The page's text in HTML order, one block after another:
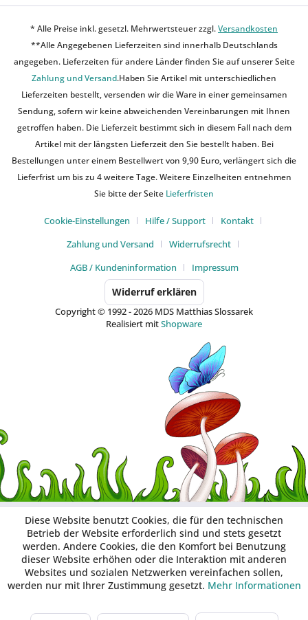
* Alle Preise inkl. gesetzl. Mehrwertsteuer zzgl.Versandkosten
**Alle Angegebenen Lieferzeiten sind innerhalb Deutschlands
angegeben. Lieferzeiten für andere Länder finden Sie auf unserer Seite
Zahlung und Versand.Haben Sie Artikel mit unterschiedlichen
Lieferzeiten bestellt, versenden wir die Ware in einer gemeinsamen
Sendung, sofern wir keine abweichenden Vereinbarungen mit Ihnen
getroffen haben. Die Lieferzeit bestimmt sich in diesem Fall nach dem
Artikel mit der längsten Lieferzeit den Sie bestellt haben. Bei
Bestellungen unter einem Bestellwert von 9,90 Euro, verlängert sich die
Lieferfrist um bis zu 4 weitere Tage. Weitere Einzelheiten entnehmen
Sie bitte der Seite Lieferfristen
Cookie-Einstellungen Hilfe / Support
Kontakt
Zahlung und Versand
Widerrufsrecht
AGB / Kundeninformation
Impressum
Widerruf erklären
Copyright © 1992 - 2026 MDS Matthias Slossarek
Realisiert mitShopware
Diese Website benutzt Cookies, die für den technischen
Betrieb der Website erforderlich sind und stets gesetzt
werden. Andere Cookies, die den Komfort bei Benutzung
dieser Website erhöhen oder die Interaktion mit anderen
Websites und sozialen Netzwerken vereinfachen sollen,
werden nur mit Ihrer Zustimmung gesetzt. Mehr Informationen